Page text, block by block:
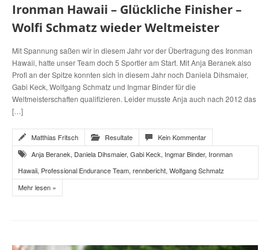
Ironman Hawaii – Glückliche Finisher –
Wolfi Schmatz wieder Weltmeister
Mit Spannung saßen wir in diesem Jahr vor der Übertragung des Ironman
Hawaii, hatte unser Team doch 5 Sportler am Start. Mit Anja Beranek also
Profi an der Spitze konnten sich in diesem Jahr noch Daniela Dihsmaier,
Gabi Keck, Wolfgang Schmatz und Ingmar Binder für die
Weltmeisterschaften qualifizieren. Leider musste Anja auch nach 2012 das
[…]
Matthias Fritsch Resultate
Kein Kommentar
Anja Beranek, Daniela Dihsmaier, Gabi Keck, Ingmar Binder, Ironman
Hawaii, Professional Endurance Team, rennbericht, Wolfgang Schmatz
Mehr lesen »